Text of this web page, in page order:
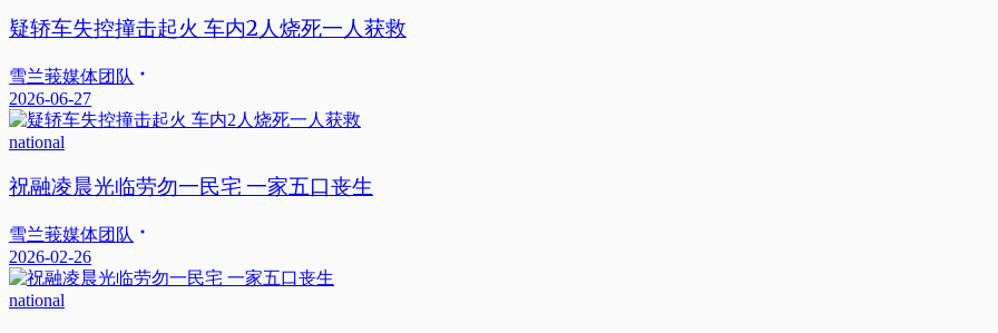
疑轿车失控撞击起火 车内2人烧死一人获救
雪兰莪媒体团队
2026-06-27
national
祝融凌晨光临劳勿一民宅 一家五口丧生
雪兰莪媒体团队
2026-02-26
national